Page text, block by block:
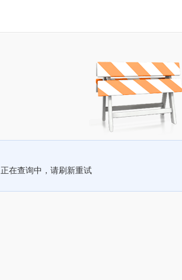
正在查询中，请刷新重试